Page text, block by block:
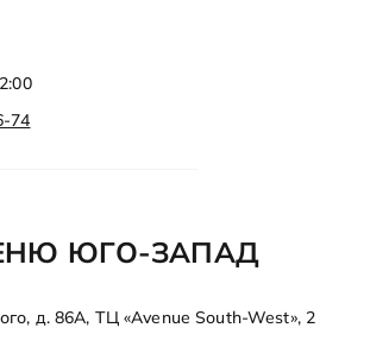
74
ЮГО-ЗАПАД
д. 86А, ТЦ «Avenue South-West», 2